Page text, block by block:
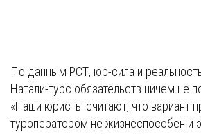
По данным РСТ, юр-сила и
Натали-турс обязательств ничем не
«Наши юристы считают, что вариант
туроператором не жизнеспособен и